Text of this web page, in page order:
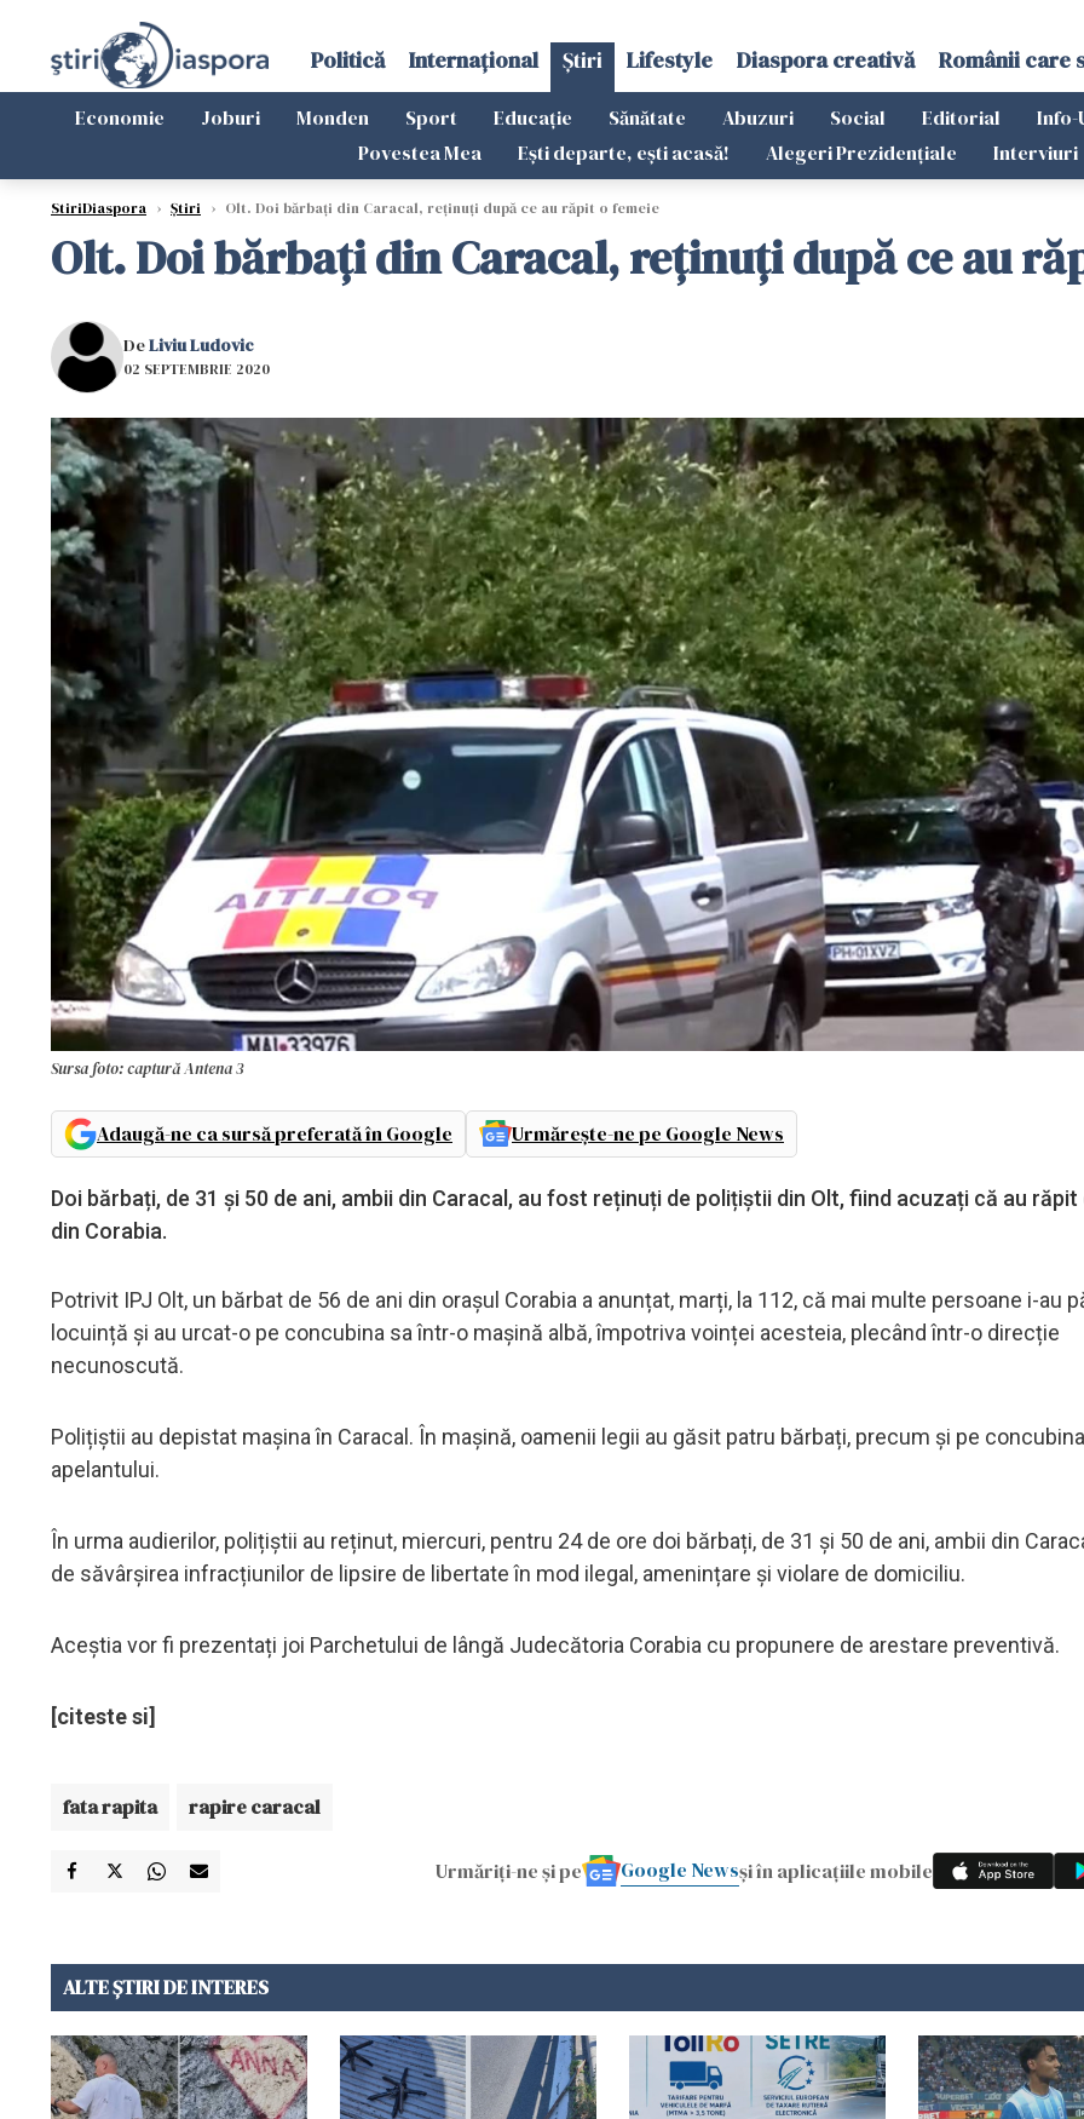
Politică Internațional Știri Lifestyle Diaspora creativă Românii care
Economie Joburi Monden Sport Educație Sănătate Abuzuri Social Editorial Info-
Povestea Mea
Ești departe, ești acasă! Alegeri Prezidențiale Interviuri
StiriDiaspora › Știri › Olt. Doi bărbați din Caracal, reținuți după ce au răpit o femeie
Olt. Doi bărbați din Caracal, reținuți după ce au
DeLiviu Ludovic
02 SEPTEMBRIE 2020
Sursa foto: captură Antena 3
Adaugă-ne ca sursă preferată în Google Urmărește-ne pe Google News
Doi bărbați, de 31 și 50 de ani, ambii din Caracal, au fost reținuți de polițiștii din Olt, fiind acuzați că au
din Corabia.
Potrivit IPJ Olt, un bărbat de 56 de ani din orașul Corabia a anunțat, marți, la 112, că mai multe persoane i-au
locuință și au urcat-o pe concubina sa într-o mașină albă, împotriva voinței acesteia, plecând într-o direcție
necunoscută.
Polițiștii au depistat mașina în Caracal. În mașină, oamenii legii au găsit patru bărbați, precum și pe concubina
apelantului.
În urma audierilor, polițiștii au reținut, miercuri, pentru 24 de ore doi bărbați, de 31 și 50 de ani, ambii din
de săvârșirea infracțiunilor de lipsire de libertate în mod ilegal, amenințare și violare de domiciliu.
Aceștia vor fi prezentați joi Parchetului de lângă Judecătoria Corabia cu propunere de arestare preventivă.
[citeste si]
fata rapita rapire caracal
Urmăriți-ne și pe Google Newsși în aplicațiile mobile
ALTE ȘTIRI DE INTERES